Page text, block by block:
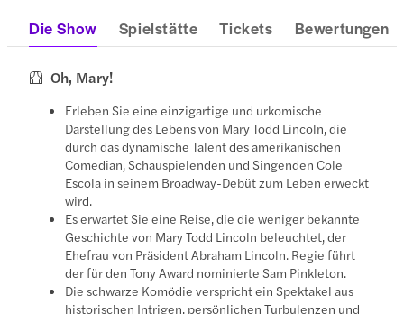
Die Show Spielstätte Tickets Bewertungen
Oh, Mary!
Erleben Sie eine einzigartige und urkomische
Darstellung des Lebens von Mary Todd Lincoln, die
durch das dynamische Talent des amerikanischen
Comedian, Schauspielenden und Singenden Cole
Escola in seinem Broadway-Debüt zum Leben erweckt
wird.
Es erwartet Sie eine Reise, die die weniger bekannte
Geschichte von Mary Todd Lincoln beleuchtet, der
Ehefrau von Präsident Abraham Lincoln. Regie führt
der für den Tony Award nominierte Sam Pinkleton.
Die schwarze Komödie verspricht ein Spektakel aus
historischen Intrigen, persönlichen Turbulenzen und